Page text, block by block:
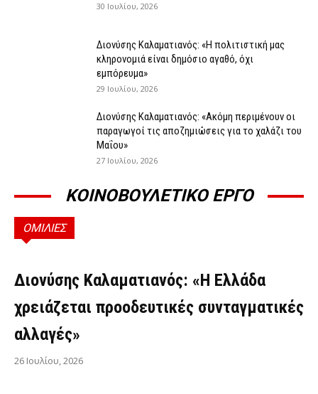
30 Ιουλίου, 2026
Διονύσης Καλαματιανός: «Η πολιτιστική μας
κληρονομιά είναι δημόσιο αγαθό, όχι
εμπόρευμα»
29 Ιουλίου, 2026
Διονύσης Καλαματιανός: «Ακόμη περιμένουν οι
παραγωγοί τις αποζημιώσεις για το χαλάζι του
Μαΐου»
27 Ιουλίου, 2026
ΚΟΙΝΟΒΟΥΛΕΤΙΚΟ ΕΡΓΟ
ΟΜΙΛΙΕΣ
ΟΜΙΛΊΕΣ
Διονύσης Καλαματιανός: «Η Ελλάδα
χρειάζεται προοδευτικές συνταγματικές
αλλαγές»
26 Ιουλίου, 2026